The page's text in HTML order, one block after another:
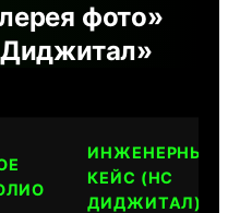
фото»
ИНЖЕНЕРНЫЙ
КЕЙС (НС
ДИДЖИТАЛ)